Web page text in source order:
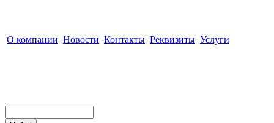
О компании Новости Контакты Реквизиты Услуги